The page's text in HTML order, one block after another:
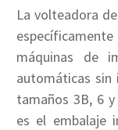
La volteadora
máquinas de
automáticas sin
tamaños 3B, 6
es el embalaje